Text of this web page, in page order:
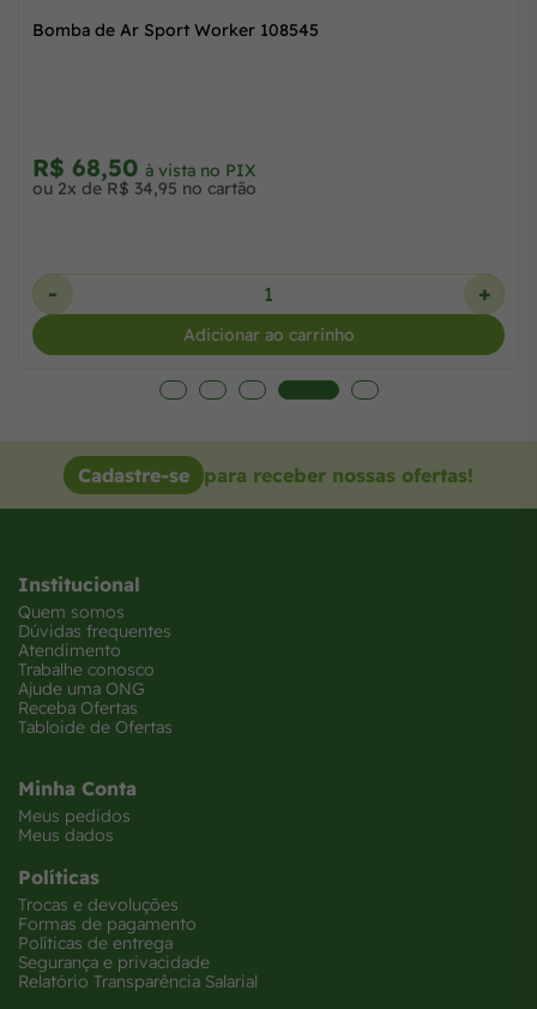
de Ar Manual sem Medidor Lotus 5723
à vista no PIX
no cartão
Adicionar ao carrinho
-
Cadastre-se para receber nossas ofertas!
Institucional
Quem somos
Dúvidas frequentes
Atendimento
Trabalhe conosco
Ajude uma ONG
Receba Ofertas
Tabloide de Ofertas
Minha Conta
Meus pedidos
Meus dados
Políticas
Trocas e devoluções
Formas de pagamento
Políticas de entrega
Segurança e privacidade
Relatório Transparência Salarial